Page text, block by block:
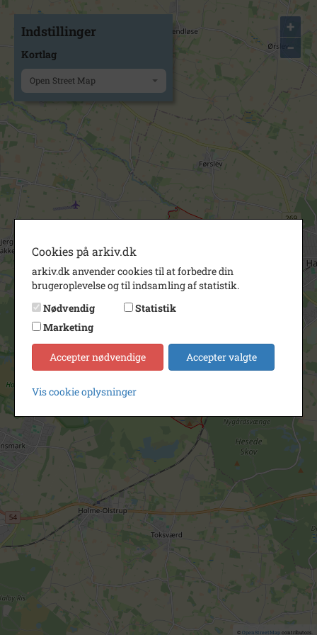
+
−
© OpenStreetMapcontributors.
Indstillinger
Kortlag
Open Street Map
Cookies på arkiv.dk
arkiv.dk anvender cookies til at forbedre din
brugeroplevelse og til indsamling af statistik.
Nødvendig
Statistik
Marketing
Accepter nødvendige Accepter valgte
Vis cookie oplysninger